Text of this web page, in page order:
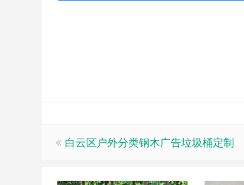
白云区户外分类钢木广告垃圾桶定制